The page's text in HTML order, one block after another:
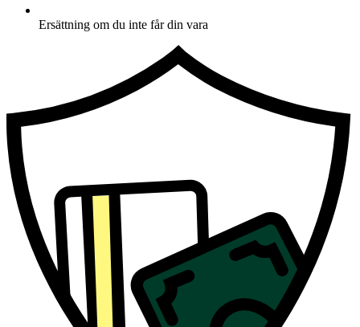
Ersättning om du inte får din vara